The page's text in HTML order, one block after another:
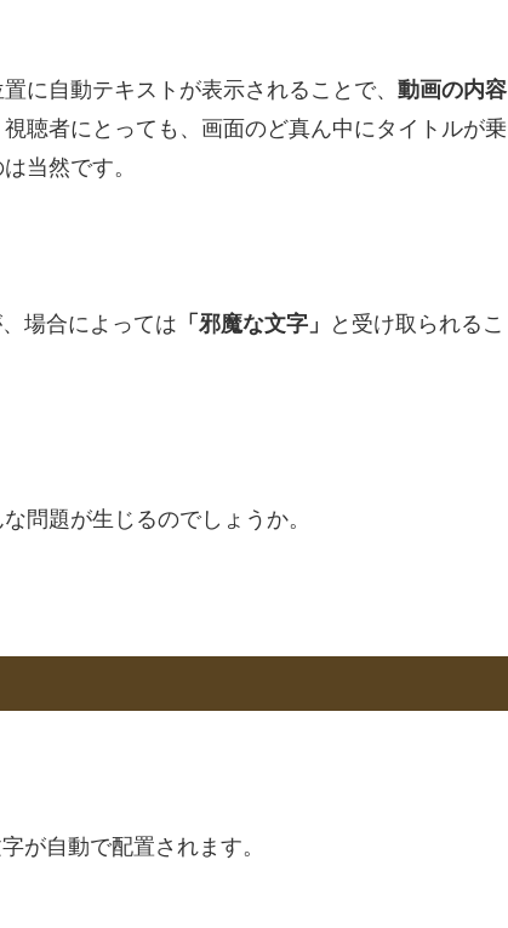
に自動テキストが表示されることで、 動画の内容
聴者にとっても、画面のど真ん中にタイトルが乗
当然です。
場合によっては 「邪魔な文字」
と受け取られるこ
問題が生じるのでしょうか。
が自動で配置されます。